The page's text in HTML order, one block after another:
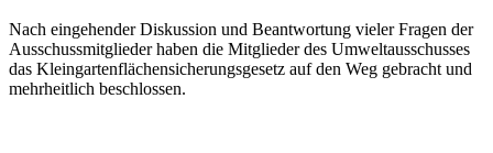
Nach eingehender Diskussion und Beantwortung vieler Fragen der
Ausschussmitglieder haben die Mitglieder des Umweltausschusses
das Kleingartenflächensicherungsgesetz auf den Weg gebracht und
mehrheitlich beschlossen.